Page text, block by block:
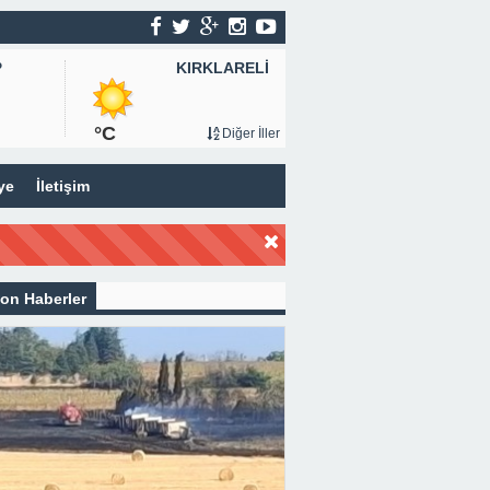
KIRKLARELİ
°C Diğer İller
İletişim
Haberler